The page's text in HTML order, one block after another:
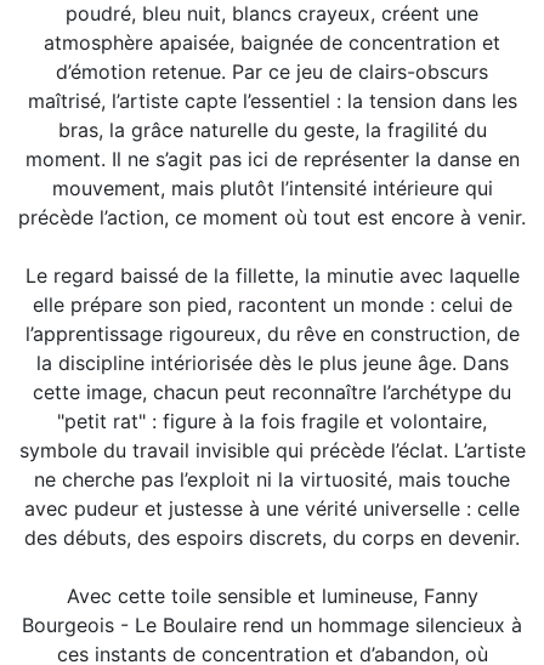
poudré, bleu nuit, blancs crayeux, créent une
atmosphère apaisée, baignée de concentration et
d’émotion retenue. Par ce jeu de clairs-obscurs
maîtrisé, l’artiste capte l’essentiel : la tension dans les
bras, la grâce naturelle du geste, la fragilité du
moment. Il ne s’agit pas ici de représenter la danse en
mouvement, mais plutôt l’intensité intérieure qui
précède l’action, ce moment où tout est encore à venir.
Le regard baissé de la fillette, la minutie avec laquelle
elle prépare son pied, racontent un monde : celui de
l’apprentissage rigoureux, du rêve en construction, de
la discipline intériorisée dès le plus jeune âge. Dans
cette image, chacun peut reconnaître l’archétype du
"petit rat" : figure à la fois fragile et volontaire,
symbole du travail invisible qui précède l’éclat. L’artiste
ne cherche pas l’exploit ni la virtuosité, mais touche
avec pudeur et justesse à une vérité universelle : celle
des débuts, des espoirs discrets, du corps en devenir.
Avec cette toile sensible et lumineuse, Fanny
Bourgeois - Le Boulaire rend un hommage silencieux à
ces instants de concentration et d’abandon, où